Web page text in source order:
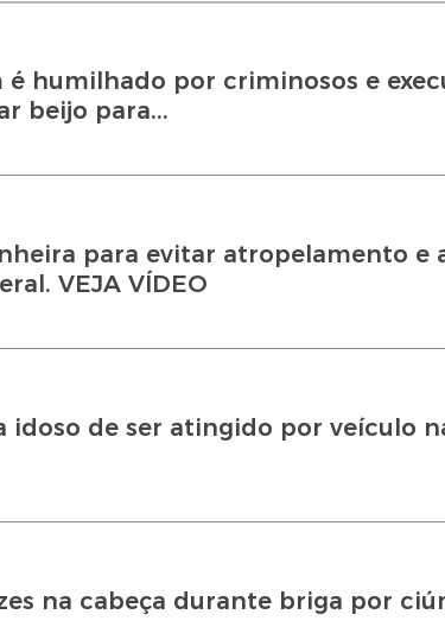
é humilhado por criminosos e
beijo para...
para evitar atropelamento e
VEJA VÍDEO
idoso de ser atingido por veículo
na cabeça durante briga por